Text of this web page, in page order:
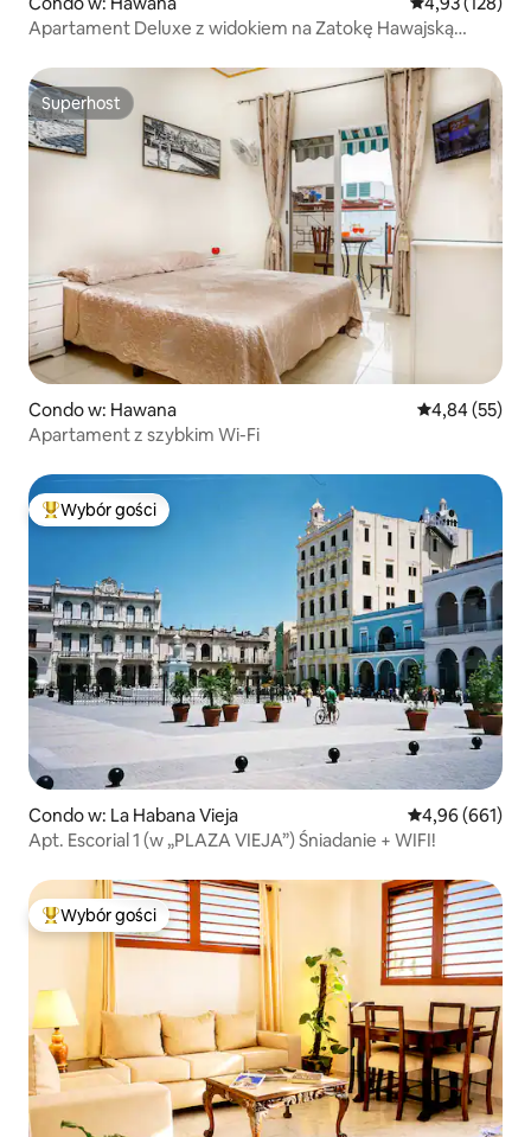
Apartament Deluxe z widokiem na Zatokę Hawajską
Superhost
Superhost
Condo w: Hawana Średnia
4,84 (55)
Apartament z szybkim Wi-Fi
Najpopularniejsze z kategorii Wybór gości
Wybór gości
Condo w: La Habana Vieja Średnia
4,96 (661)
Apt. Escorial 1 (w „PLAZA VIEJA”) Śniadanie + WIFI!
Najpopularniejsze z kategorii Wybór gości
Wybór gości